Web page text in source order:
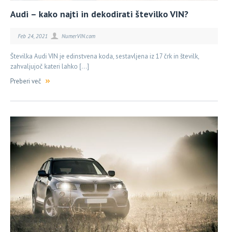
Audi – kako najti in dekodirati številko VIN?
Feb 24, 2021 NumerVIN.com
Številka Audi VIN je edinstvena koda, sestavljena iz 17 črk in številk,
zahvaljujoč kateri lahko […]
Preberi več